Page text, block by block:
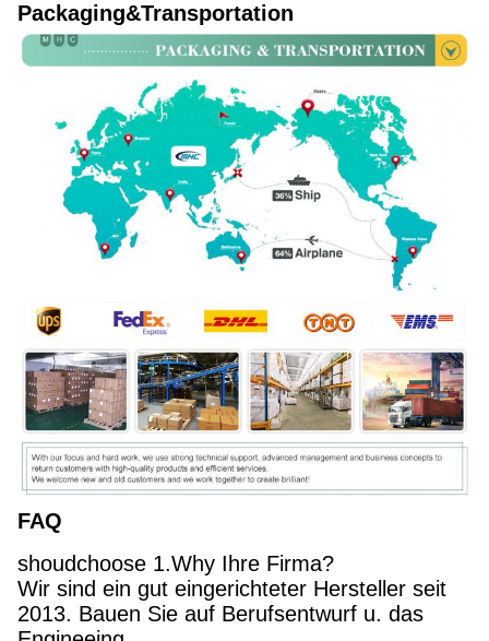
Packaging&Transportation
FAQ
shoudchoose 1.Why Ihre Firma?
Wir sind ein gut eingerichteter Hersteller seit
2013. Bauen Sie auf Berufsentwurf u. das